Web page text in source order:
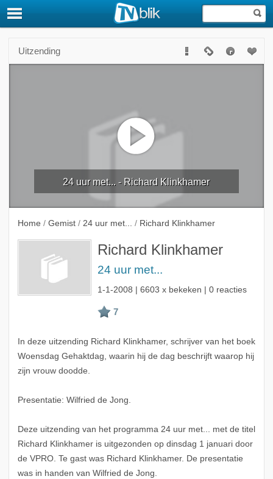
Uitzending
24 uur met... - Richard Klinkhamer
Home / Gemist / 24 uur met... / Richard Klinkhamer
Richard Klinkhamer
24 uur met...
1-1-2008 | 6603 x bekeken | 0 reacties
In deze uitzending Richard Klinkhamer, schrijver van het boek
Woensdag Gehaktdag, waarin hij de dag beschrijft waarop hij
zijn vrouw doodde.
Presentatie: Wilfried de Jong.
Deze uitzending van het programma 24 uur met... met de titel
Richard Klinkhamer is uitgezonden op dinsdag 1 januari door
de VPRO. Te gast was Richard Klinkhamer. De presentatie
was in handen van Wilfried de Jong.